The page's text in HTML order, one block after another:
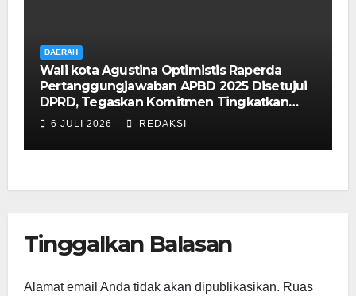
DAERAH
Wali kota Agustina Optimistis Raperda
Pertanggungjawaban APBD 2025 Disetujui
DPRD, Tegaskan Komitmen Tingkatkan
Tata Kelola Pemerintahan
6 JULI 2026 REDAKSI
Tinggalkan Balasan
Alamat email Anda tidak akan dipublikasikan. Ruas